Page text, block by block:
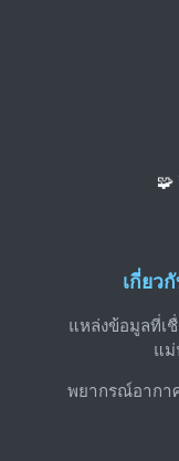
เกี่ยว
แหล่งข้อมูลที่เ
แม่
พยากรณ์อากา
🧩